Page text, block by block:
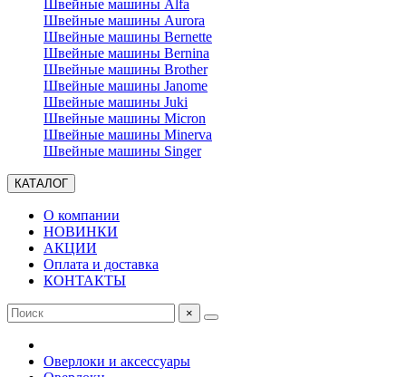
Швейные машины Alfa
Швейные машины Aurora
Швейные машины Bernette
Швейные машины Bernina
Швейные машины Brother
Швейные машины Janome
Швейные машины Juki
Швейные машины Micron
Швейные машины Minerva
Швейные машины Singer
КАТАЛОГ
О компании
НОВИНКИ
АКЦИИ
Оплата и доставка
КОНТАКТЫ
×
Оверлоки и аксессуары